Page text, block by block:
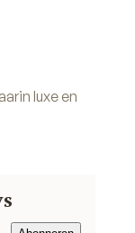
luxe en